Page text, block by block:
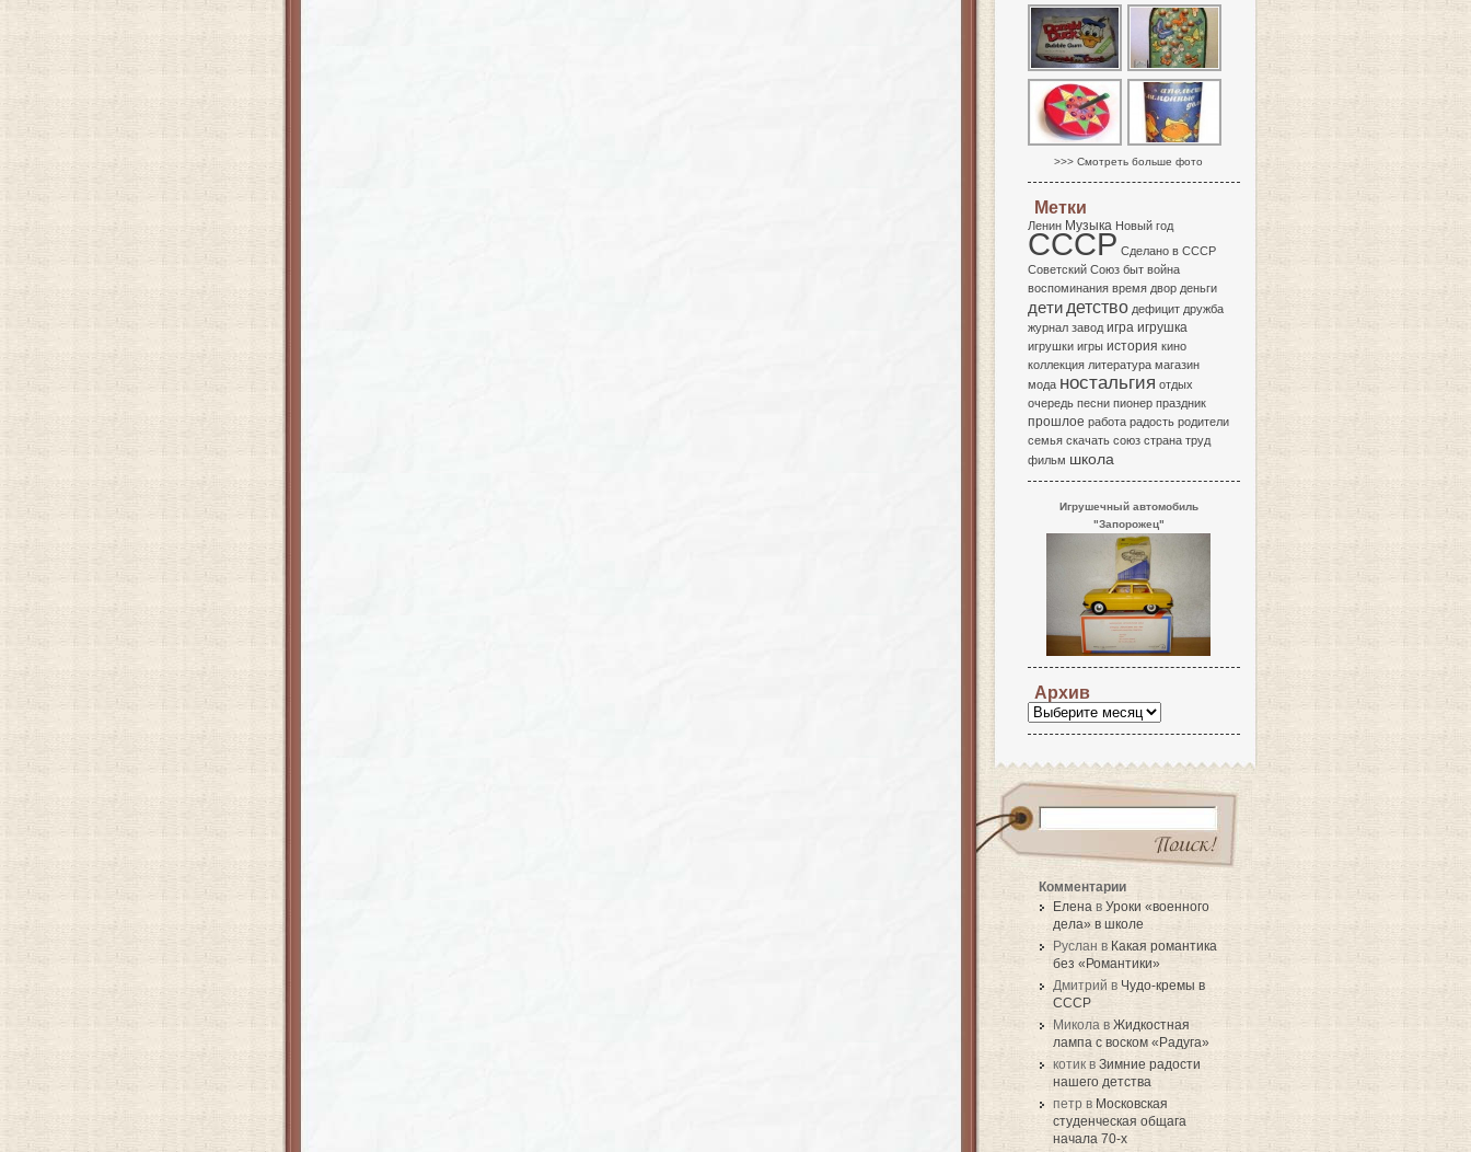
>>> Смотреть больше фото
Метки
Ленин Музыка Новый год
СССР Сделано в СССР
Советский Союз быт война
воспоминания время двор деньги
дети детство дефицит дружба
журнал завод игра игрушка
игрушки игры история кино
коллекция литература магазин
мода ностальгия отдых
очередь песни пионер праздник
прошлое работа радость родители
семья скачать союз страна труд
фильм школа
Игрушечный автомобиль
"Запорожец"
Архив
Комментарии
Елена в Уроки «военного
дела» в школе
Руслан в Какая романтика
без «Романтики»
Дмитрий в Чудо-кремы в
СССР
Микола в Жидкостная
лампа с воском «Радуга»
котик в Зимние радости
нашего детства
петр в Московская
студенческая общага
начала 70-х